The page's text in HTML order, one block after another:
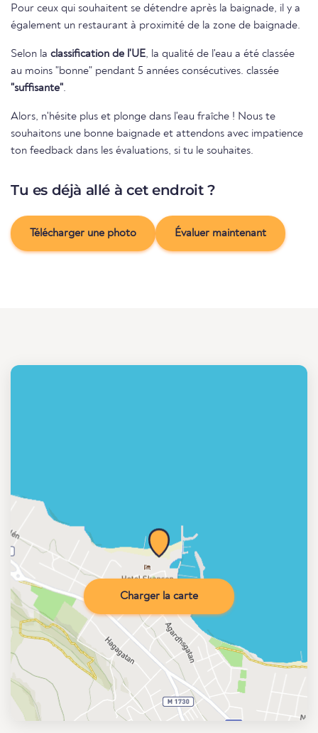
Pour ceux qui souhaitent se détendre après la baignade, il y a
également un restaurant à proximité de la zone de baignade.
Selon la classification de l'UE, la qualité de l'eau a été classée
au moins "bonne" pendant 5 années consécutives. classée
"suffisante".
Alors, n'hésite plus et plonge dans l'eau fraîche ! Nous te
souhaitons une bonne baignade et attendons avec impatience
ton feedback dans les évaluations, si tu le souhaites.
Tu es déjà allé à cet endroit ?
Télécharger une photo Évaluer maintenant
Charger la carte